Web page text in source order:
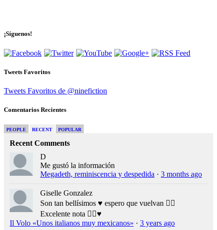
¡Síguenos!
Tweets Favoritos
Tweets Favoritos de @ninefiction
Comentarios Recientes
PEOPLE RECENT POPULAR
Recent Comments
D
Me gustó la información
Megadeth, reminiscencia y despedida · 3 months ago
Giselle Gonzalez
Son tan bellísimos ♥️ espero que vuelvan 👍🏻
Excelente nota 👍🏻♥️
Il Volo «Unos italianos muy mexicanos» · 3 years ago